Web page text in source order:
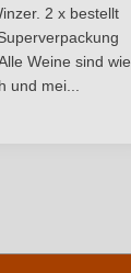
2 x bestellt
Weine sind wie
und mei...